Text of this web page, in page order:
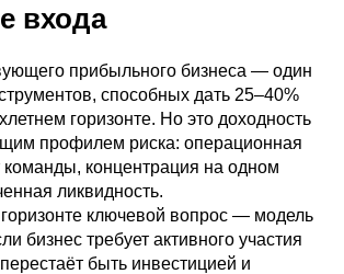
входа
прибыльного бизнеса — один
способных дать 25–40%
горизонте. Но это доходность
профилем риска: операционная
команды, концентрация на одном
ликвидность.
ключевой вопрос — модель
бизнес требует активного участия
быть инвестицией и